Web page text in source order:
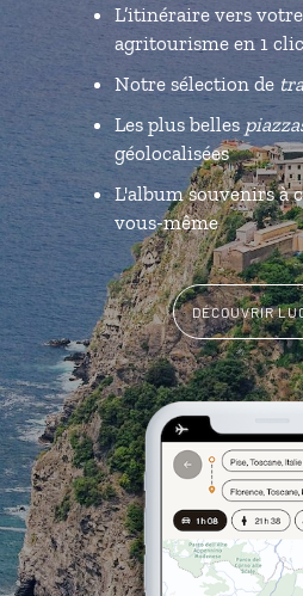
L’itinéraire vers votre
agritourisme en 1 clic
Notre sélection de
Les plus belles
géolocalisées
L'album souvenirs à
vous-même
DÉCOUVRIR